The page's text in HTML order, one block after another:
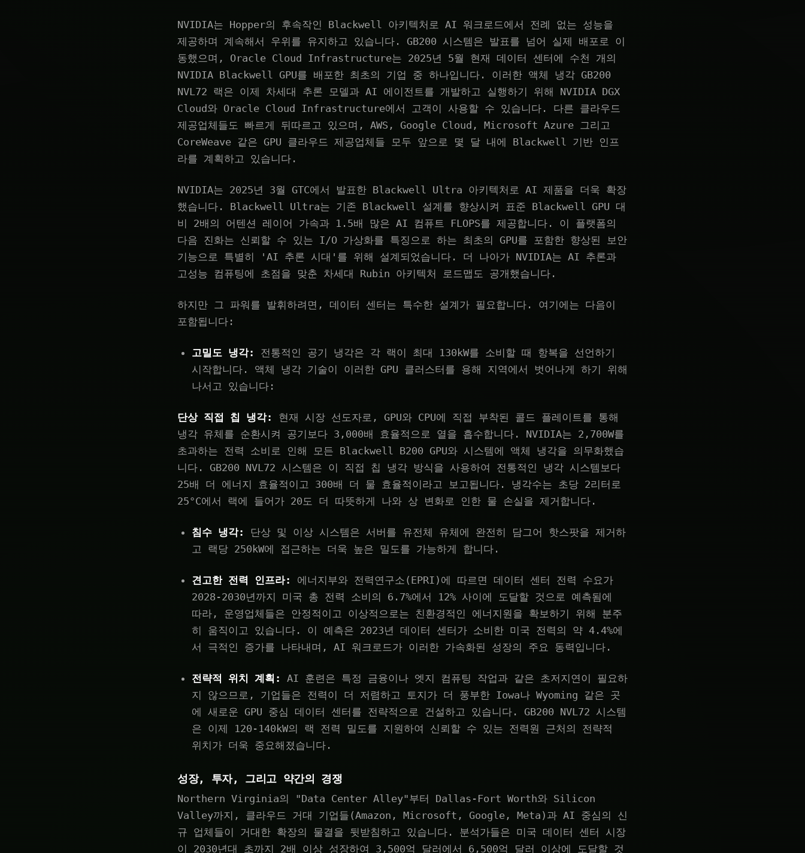
NVIDIA는 Hopper의 후속작인 Blackwell 아키텍처로 AI 워크로드에서 전례 없는 성능을
제공하며 계속해서 우위를 유지하고 있습니다. GB200 시스템은 발표를 넘어 실제 배포로 이
동했으며, Oracle Cloud Infrastructure는 2025년 5월 현재 데이터 센터에 수천 개의
NVIDIA Blackwell GPU를 배포한 최초의 기업 중 하나입니다. 이러한 액체 냉각 GB200
NVL72 랙은 이제 차세대 추론 모델과 AI 에이전트를 개발하고 실행하기 위해 NVIDIA DGX
Cloud와 Oracle Cloud Infrastructure에서 고객이 사용할 수 있습니다. 다른 클라우드
제공업체들도 빠르게 뒤따르고 있으며, AWS, Google Cloud, Microsoft Azure 그리고
CoreWeave 같은 GPU 클라우드 제공업체들 모두 앞으로 몇 달 내에 Blackwell 기반 인프
라를 계획하고 있습니다.
NVIDIA는 2025년 3월 GTC에서 발표한 Blackwell Ultra 아키텍처로 AI 제품을 더욱 확장
했습니다. Blackwell Ultra는 기존 Blackwell 설계를 향상시켜 표준 Blackwell GPU 대
비 2배의 어텐션 레이어 가속과 1.5배 많은 AI 컴퓨트 FLOPS를 제공합니다. 이 플랫폼의
다음 진화는 신뢰할 수 있는 I/O 가상화를 특징으로 하는 최초의 GPU를 포함한 향상된 보안
기능으로 특별히 'AI 추론 시대'를 위해 설계되었습니다. 더 나아가 NVIDIA는 AI 추론과
고성능 컴퓨팅에 초점을 맞춘 차세대 Rubin 아키텍처 로드맵도 공개했습니다.
하지만 그 파워를 발휘하려면, 데이터 센터는 특수한 설계가 필요합니다. 여기에는 다음이
포함됩니다:
고밀도 냉각:
전통적인 공기 냉각은 각 랙이 최대 130kW를 소비할 때 항복을 선언하기
시작합니다. 액체 냉각 기술이 이러한 GPU 클러스터를 용해 지역에서 벗어나게 하기 위해
나서고 있습니다:
단상 직접 칩 냉각:
현재 시장 선도자로, GPU와 CPU에 직접 부착된 콜드 플레이트를 통해
냉각 유체를 순환시켜 공기보다 3,000배 효율적으로 열을 흡수합니다. NVIDIA는 2,700W를
초과하는 전력 소비로 인해 모든 Blackwell B200 GPU와 시스템에 액체 냉각을 의무화했습
니다. GB200 NVL72 시스템은 이 직접 칩 냉각 방식을 사용하여 전통적인 냉각 시스템보다
25배 더 에너지 효율적이고 300배 더 물 효율적이라고 보고됩니다. 냉각수는 초당 2리터로
25°C에서 랙에 들어가 20도 더 따뜻하게 나와 상 변화로 인한 물 손실을 제거합니다.
침수 냉각:
단상 및 이상 시스템은 서버를 유전체 유체에 완전히 담그어 핫스팟을 제거하
고 랙당 250kW에 접근하는 더욱 높은 밀도를 가능하게 합니다.
견고한 전력 인프라:
에너지부와 전력연구소(EPRI)에 따르면 데이터 센터 전력 수요가
2028-2030년까지 미국 총 전력 소비의 6.7%에서 12% 사이에 도달할 것으로 예측됨에
따라, 운영업체들은 안정적이고 이상적으로는 친환경적인 에너지원을 확보하기 위해 분주
히 움직이고 있습니다. 이 예측은 2023년 데이터 센터가 소비한 미국 전력의 약 4.4%에
서 극적인 증가를 나타내며, AI 워크로드가 이러한 가속화된 성장의 주요 동력입니다.
전략적 위치 계획:
AI 훈련은 특정 금융이나 엣지 컴퓨팅 작업과 같은 초저지연이 필요하
지 않으므로, 기업들은 전력이 더 저렴하고 토지가 더 풍부한 Iowa나 Wyoming 같은 곳
에 새로운 GPU 중심 데이터 센터를 전략적으로 건설하고 있습니다. GB200 NVL72 시스템
은 이제 120-140kW의 랙 전력 밀도를 지원하여 신뢰할 수 있는 전력원 근처의 전략적
위치가 더욱 중요해졌습니다.
성장, 투자, 그리고 약간의 경쟁
Northern Virginia의 "Data Center Alley"부터 Dallas-Fort Worth와 Silicon
Valley까지, 클라우드 거대 기업들(Amazon, Microsoft, Google, Meta)과 AI 중심의 신
규 업체들이 거대한 확장의 물결을 뒷받침하고 있습니다. 분석가들은 미국 데이터 센터 시장
이 2030년대 초까지 2배 이상 성장하여 3,500억 달러에서 6,500억 달러 이상에 도달할 것